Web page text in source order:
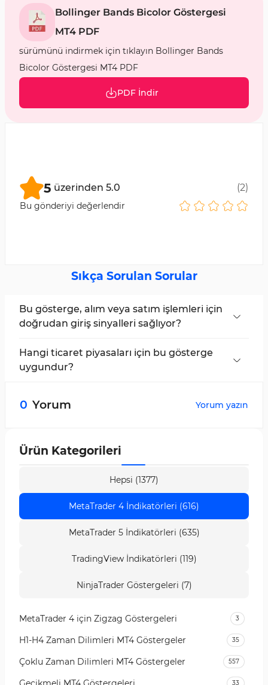
Bollinger Bands Bicolor Göstergesi
MT4 PDF
sürümünü indirmek için tıklayın Bollinger Bands
Bicolor Göstergesi MT4 PDF
PDF İndir
5 üzerinden 5.0 (2)
Bu gönderiyi değerlendir
Sıkça Sorulan Sorular
Bu gösterge, alım veya satım işlemleri için
doğrudan giriş sinyalleri sağlıyor?
giriş sinyalleri vermez. Ancak, ana bantlarının
volatilitesini ve renk değişimlerini analiz ederek
Hangi ticaret piyasaları için bu gösterge
uygundur?
0 Yorum Yorum yazın
Ürün Kategorileri
Hepsi (1377)
MetaTrader 4 İndikatörleri (616)
MetaTrader 5 İndikatörleri (635)
TradingView İndikatörleri (119)
NinjaTrader Göstergeleri (7)
MetaTrader 4 için Zigzag Göstergeleri 3
H1-H4 Zaman Dilimleri MT4 Göstergeler 35
Çoklu Zaman Dilimleri MT4 Göstergeler 557
33